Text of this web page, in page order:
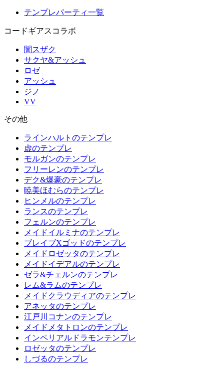
テンプレパーティ一覧
コードギアスコラボ
闇スザク
サクヤ&アッシュ
ロゼ
アッシュ
ジノ
VV
その他
ラインハルトのテンプレ
虚のテンプレ
モルガンのテンプレ
フリーレンのテンプレ
デク&爆豪のテンプレ
暁美ほむらのテンプレ
ヒンメルのテンプレ
ランスのテンプレ
フェルンのテンプレ
メイドイルミナのテンプレ
ブレイブXゴッドのテンプレ
メイドロゼッタのテンプレ
メイドイデアルのテンプレ
ゼラ&チェルンのテンプレ
レム&ラムのテンプレ
メイドクラウディアのテンプレ
アネッタのテンプレ
江戸川コナンのテンプレ
メイドメタトロンのテンプレ
インペリアルドラモンテンプレ
ロゼッタのテンプレ
しづるのテンプレ